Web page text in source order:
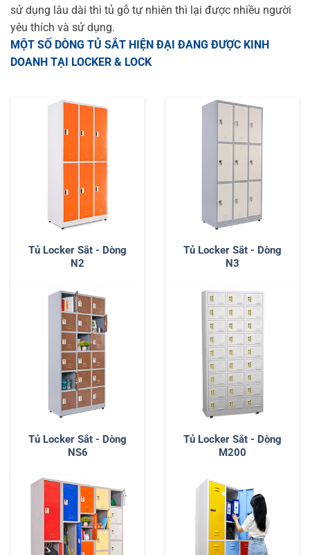
sử dụng lâu dài thì tủ gỗ tự nhiên thì lại được nhiều người
yêu thích và sử dụng.
MỘT SỐ DÒNG TỦ SẮT HIỆN ĐẠI ĐANG ĐƯỢC KINH
DOANH TẠI LOCKER & LOCK
Tủ Locker Sắt - Dòng
N2
Tủ Locker Sắt - Dòng
NS6
Tủ Locker Sắt - Dòng
N3
Tủ Locker Sắt - Dòng
M200